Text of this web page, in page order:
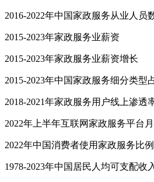
2016-2022年中国家政服务从业人员
2015-2023年家政服务业薪资
2015-2023年家政服务业薪资增长
2015-2023年中国家政服务细分类型
2018-2021年家政服务用户线上渗透
2022年上半年互联网家政服务平台
2022年中国消费者使用家政服务比例
1978-2023年中国居民人均可支配收